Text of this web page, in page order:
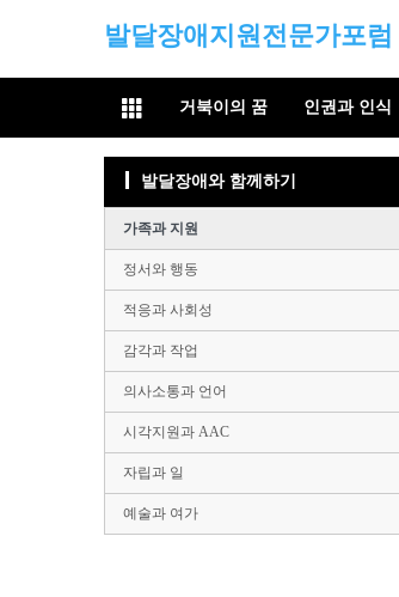
발달장애지원전문가포럼
거북이의 꿈 인권과 인식
발달장애와 함께하기
가족과 지원
정서와 행동
적응과 사회성
감각과 작업
의사소통과 언어
시각지원과 AAC
자립과 일
예술과 여가